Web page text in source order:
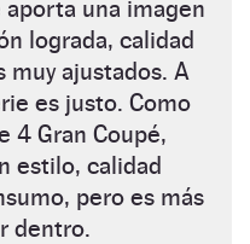
una imagen
lograda, calidad
muy ajustados. A
es justo. Como
4 Gran Coupé,
estilo, calidad
pero es más
dentro.